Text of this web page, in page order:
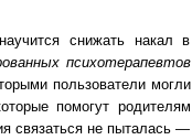
снижать накал в
психотерапевтов
пользователи могли
помогут родителям
связаться не пыталась —